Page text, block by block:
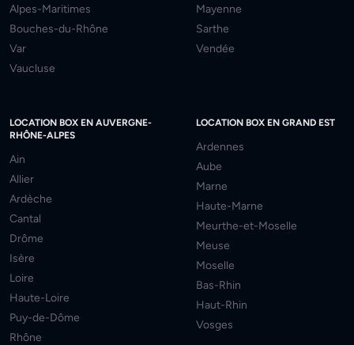
Alpes-Maritimes
Bouches-du-Rhône
Var
Vaucluse
Mayenne
Sarthe
Vendée
LOCATION BOX EN AUVERGNE-
RHÔNE-ALPES
Ain
Allier
Ardèche
Cantal
Drôme
Isère
Loire
Haute-Loire
Puy-de-Dôme
Rhône
LOCATION BOX EN GRAND EST
Ardennes
Aube
Marne
Haute-Marne
Meurthe-et-Moselle
Meuse
Moselle
Bas-Rhin
Haut-Rhin
Vosges